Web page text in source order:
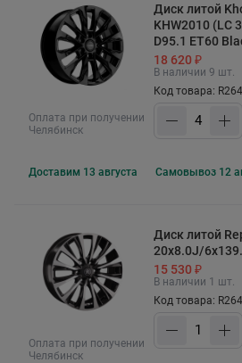
Оплата при получении
Челябинск
Диск литой
KHW2010 (LC
D95.1 ET60
18 620 ₽
В наличии 9 шт.
Код товара:
Доставим 13 августа Самовывоз 12
Оплата при получении
Челябинск
Диск литой
20x8.0J/
15 530 ₽
В наличии 1 шт.
Код товара: